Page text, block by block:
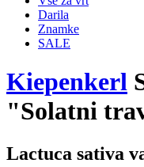
Darila
Znamke
SALE
Kiepenkerl
"Solatni
Lactuca sativa